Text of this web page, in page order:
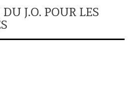
J.O. POUR LES